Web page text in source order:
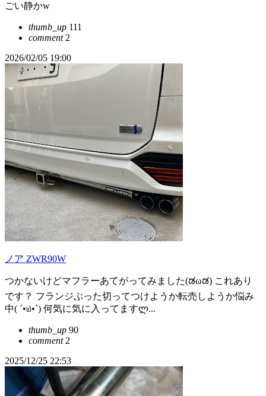
ごい静かw
thumb_up 111
comment2
2026/02/05 19:00
ノア ZWR90W
つかないけどマフラーあてがってみました(ಡωಡ) これあり
です？ フランジぶった切ってつけようか転売しようか悩み
中( ´•௰•`) 何気に気に入ってますლ...
thumb_up 90
comment2
2025/12/25 22:53